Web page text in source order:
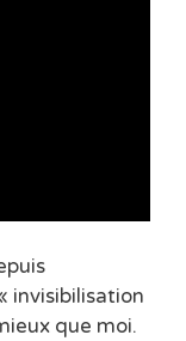
invisibilisation
que moi.